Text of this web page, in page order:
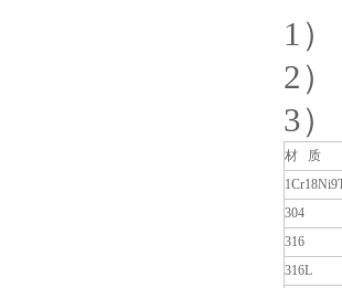
1
2
3
材 质
304
316
316L